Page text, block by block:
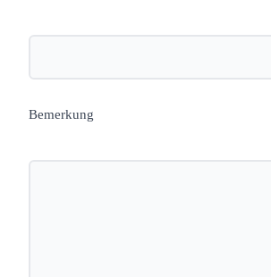
Bemerkung